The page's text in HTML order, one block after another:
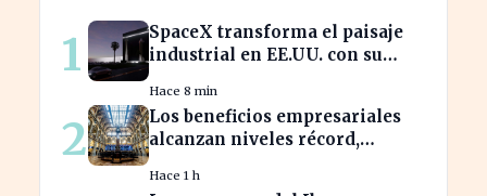
1
SpaceX transforma el paisaje
industrial en EE.UU. con su
zonas
Hace 8 min
2
Los beneficios empresariales
alcanzan niveles récord,
sector
Hace 1 h